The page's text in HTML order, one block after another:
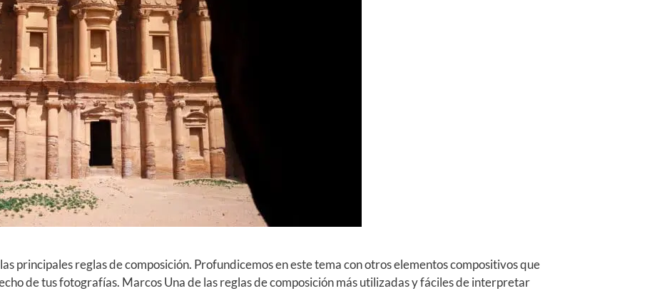
principales reglas de composición. Profundicemos en este tema con otros elementos compositivos que
de tus fotografías. Marcos Una de las reglas de composición más utilizadas y fáciles de interpretar